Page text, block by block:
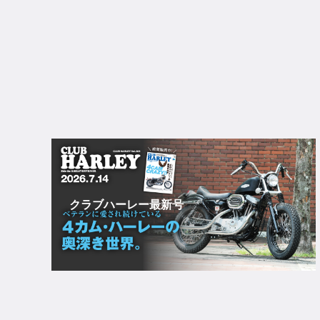
クラブハーレー最新号